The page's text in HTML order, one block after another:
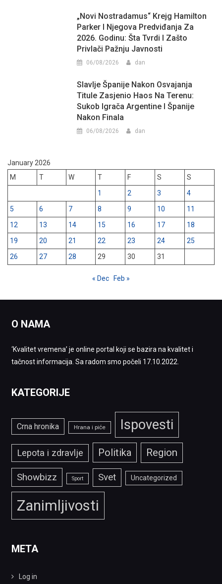
„Novi Nostradamus“ Krejg Hamilton
Parker I Njegova Predviđanja Za
2026. Godinu: Šta Tvrdi I Zašto
Privlači Pažnju Javnosti
06/08/2026 dan
Slavlje Španije Nakon Osvajanja
Titule Zasjenio Haos Na Terenu:
Sukob Igrača Argentine I Španije
Nakon Finala
06/08/2026 dan
January 2026
M
T W T F S
S
1
2 3
4
5
6 7 8 9 10
11
12
13 14 15 16 17
18
19
20 21 22 23 24
25
26
27 28 29 30 31
« Dec Feb »
O NAMA
‘Kvalitet vremena’ je online portal koji se bazira na kvalitet i
tačnost informacija. Sa radom smo počeli 17.10.2022.
KATEGORIJE
Crna hronika Hrana i piće Ispovesti
Lepota i zdravlje Politika Region
Showbizz Sport Svet Uncategorized
Zanimljivosti
META
Log in